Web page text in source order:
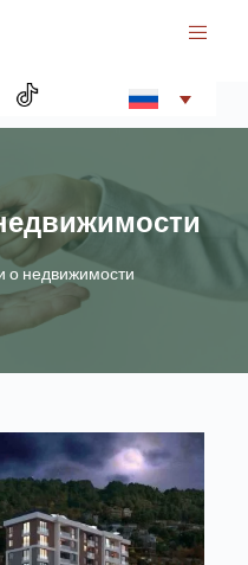
о недвижимости